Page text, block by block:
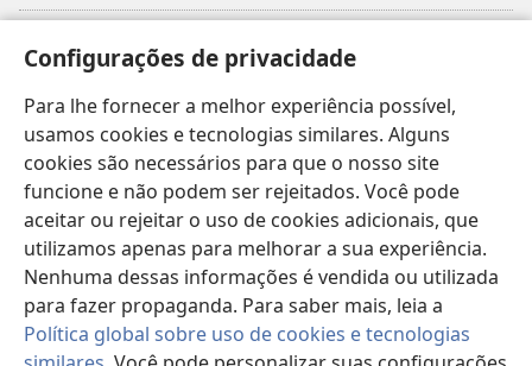
Configurações de privacidade
Para lhe fornecer a melhor experiência possível,
usamos cookies e tecnologias similares. Alguns
cookies são necessários para que o nosso site
funcione e não podem ser rejeitados. Você pode
aceitar ou rejeitar o uso de cookies adicionais, que
utilizamos apenas para melhorar a sua experiência.
Nenhuma dessas informações é vendida ou utilizada
para fazer propaganda. Para saber mais, leia a
Política global sobre uso de cookies e tecnologias
(abre
nova
janela)
Biblioteca On-line da Torre de Vigia™
(abre
nova
janela)JW Hub
(abre
nova
janela)JW Library
Watchtower Library